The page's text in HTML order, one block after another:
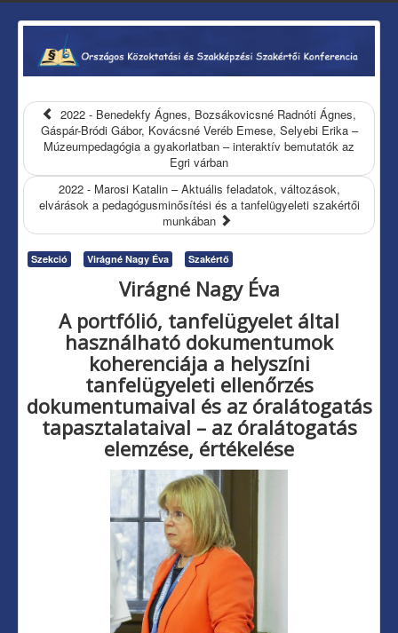
2022 - Benedekfy Ágnes, Bozsákovicsné Radnóti Ágnes,
Gáspár-Bródi Gábor, Kovácsné Veréb Emese, Selyebi Erika –
Múzeumpedagógia a gyakorlatban – interaktív bemutatók az
Egri várban
2022 - Marosi Katalin – Aktuális feladatok, változások,
elvárások a pedagógusminősítési és a tanfelügyeleti szakértői
munkában
Szekció Virágné Nagy Éva Szakértő
Virágné Nagy Éva
A portfólió, tanfelügyelet által
használható dokumentumok
koherenciája a helyszíni
tanfelügyeleti ellenőrzés
dokumentumaival és az óralátogatás
tapasztalataival – az óralátogatás
elemzése, értékelése